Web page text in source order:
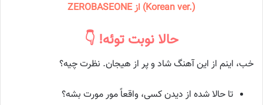
(Korean ver.) از ZEROBASEONE
حالا نوبت توئه! 👇
خب، اینم از این آهنگ شاد و پر از هیجان. نظرت چیه؟
تا حالا شده از دیدن کسی، واقعاً مور مورت بشه؟